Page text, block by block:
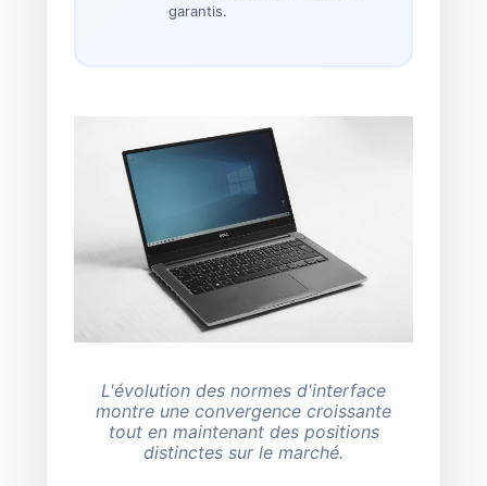
garantis.
L'évolution des normes d'interface
montre une convergence croissante
tout en maintenant des positions
distinctes sur le marché.